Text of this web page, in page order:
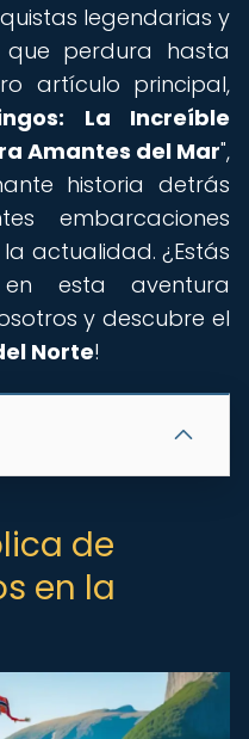
legendarias y
perdura hasta
artículo principal,
La Increíble
Amantes del Mar",
historia detrás
embarcaciones
actualidad. ¿Estás
esta aventura
y descubre el
Norte!
de
en la